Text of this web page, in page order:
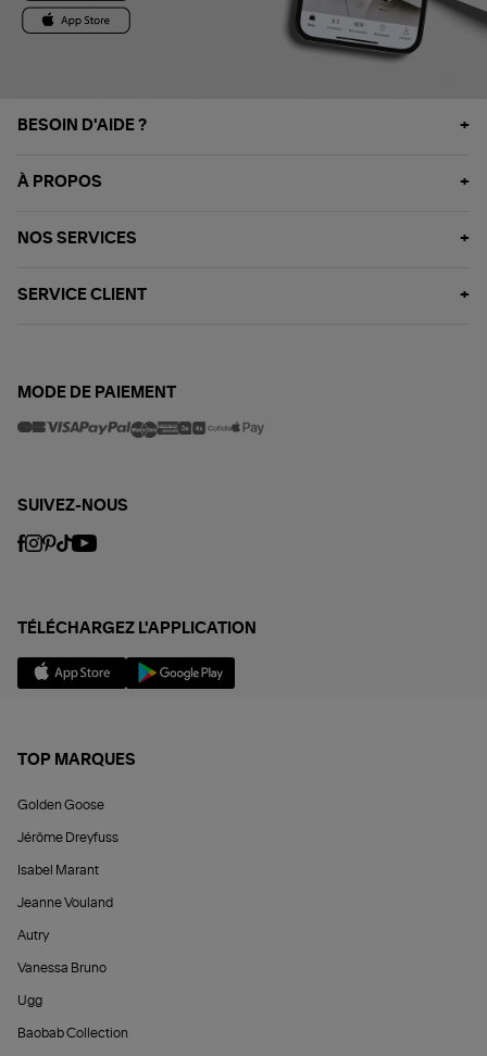
BESOIN D'AIDE ?
À PROPOS
NOS SERVICES
SERVICE CLIENT
MODE DE PAIEMENT
SUIVEZ-NOUS
TÉLÉCHARGEZ L'APPLICATION
TOP MARQUES
Golden Goose
Jérôme Dreyfuss
Isabel Marant
Jeanne Vouland
Autry
Vanessa Bruno
Ugg
Baobab Collection